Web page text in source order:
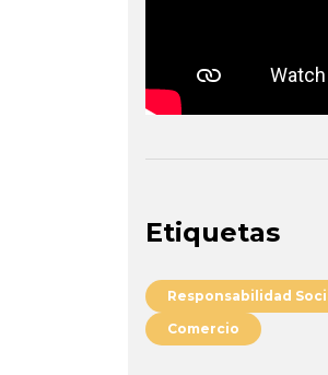
Etiquetas
Responsabilidad
Comercio